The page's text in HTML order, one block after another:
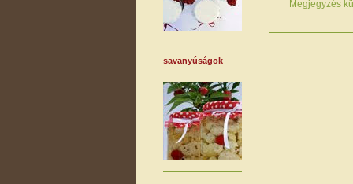
Megjegyzés
savanyúságok